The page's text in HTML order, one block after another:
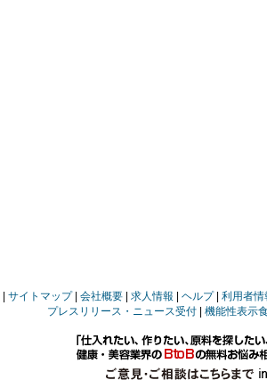
サイトマップ 会社概要 求人情報 ヘルプ 利用者情
プレスリリース・ニュース受付
機能性表示